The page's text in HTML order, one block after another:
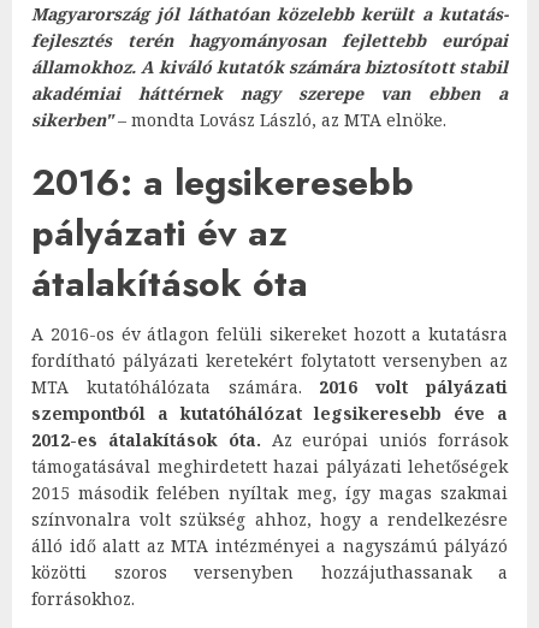
Magyarország jól láthatóan közelebb került a kutatás-
fejlesztés terén hagyományosan fejlettebb európai
államokhoz. A kiváló kutatók számára biztosított stabil
akadémiai háttérnek nagy szerepe van ebben a
sikerben"– mondta Lovász László, az MTA elnöke.
2016: a legsikeresebb
pályázati év az
átalakítások óta
A 2016-os év átlagon felüli sikereket hozott a kutatásra
fordítható pályázati keretekért folytatott versenyben az
MTA kutatóhálózata számára. 2016 volt pályázati
szempontból a kutatóhálózat legsikeresebb éve a
2012-es átalakítások óta. Az európai uniós források
támogatásával meghirdetett hazai pályázati lehetőségek
2015 második felében nyíltak meg, így magas szakmai
színvonalra volt szükség ahhoz, hogy a rendelkezésre
álló idő alatt az MTA intézményei a nagyszámú pályázó
közötti szoros versenyben hozzájuthassanak a
forrásokhoz.